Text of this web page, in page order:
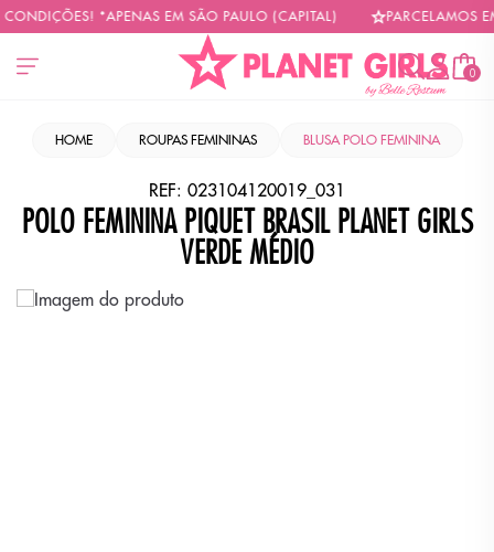
*APENAS EM SÃO PAULO (CAPITAL) PARCELAMOS EM
0
HOME ROUPAS FEMININAS BLUSA POLO FEMININA
REF: 023104120019_031
POLO FEMININA PIQUET BRASIL PLANET GIRLS
VERDE MÉDIO